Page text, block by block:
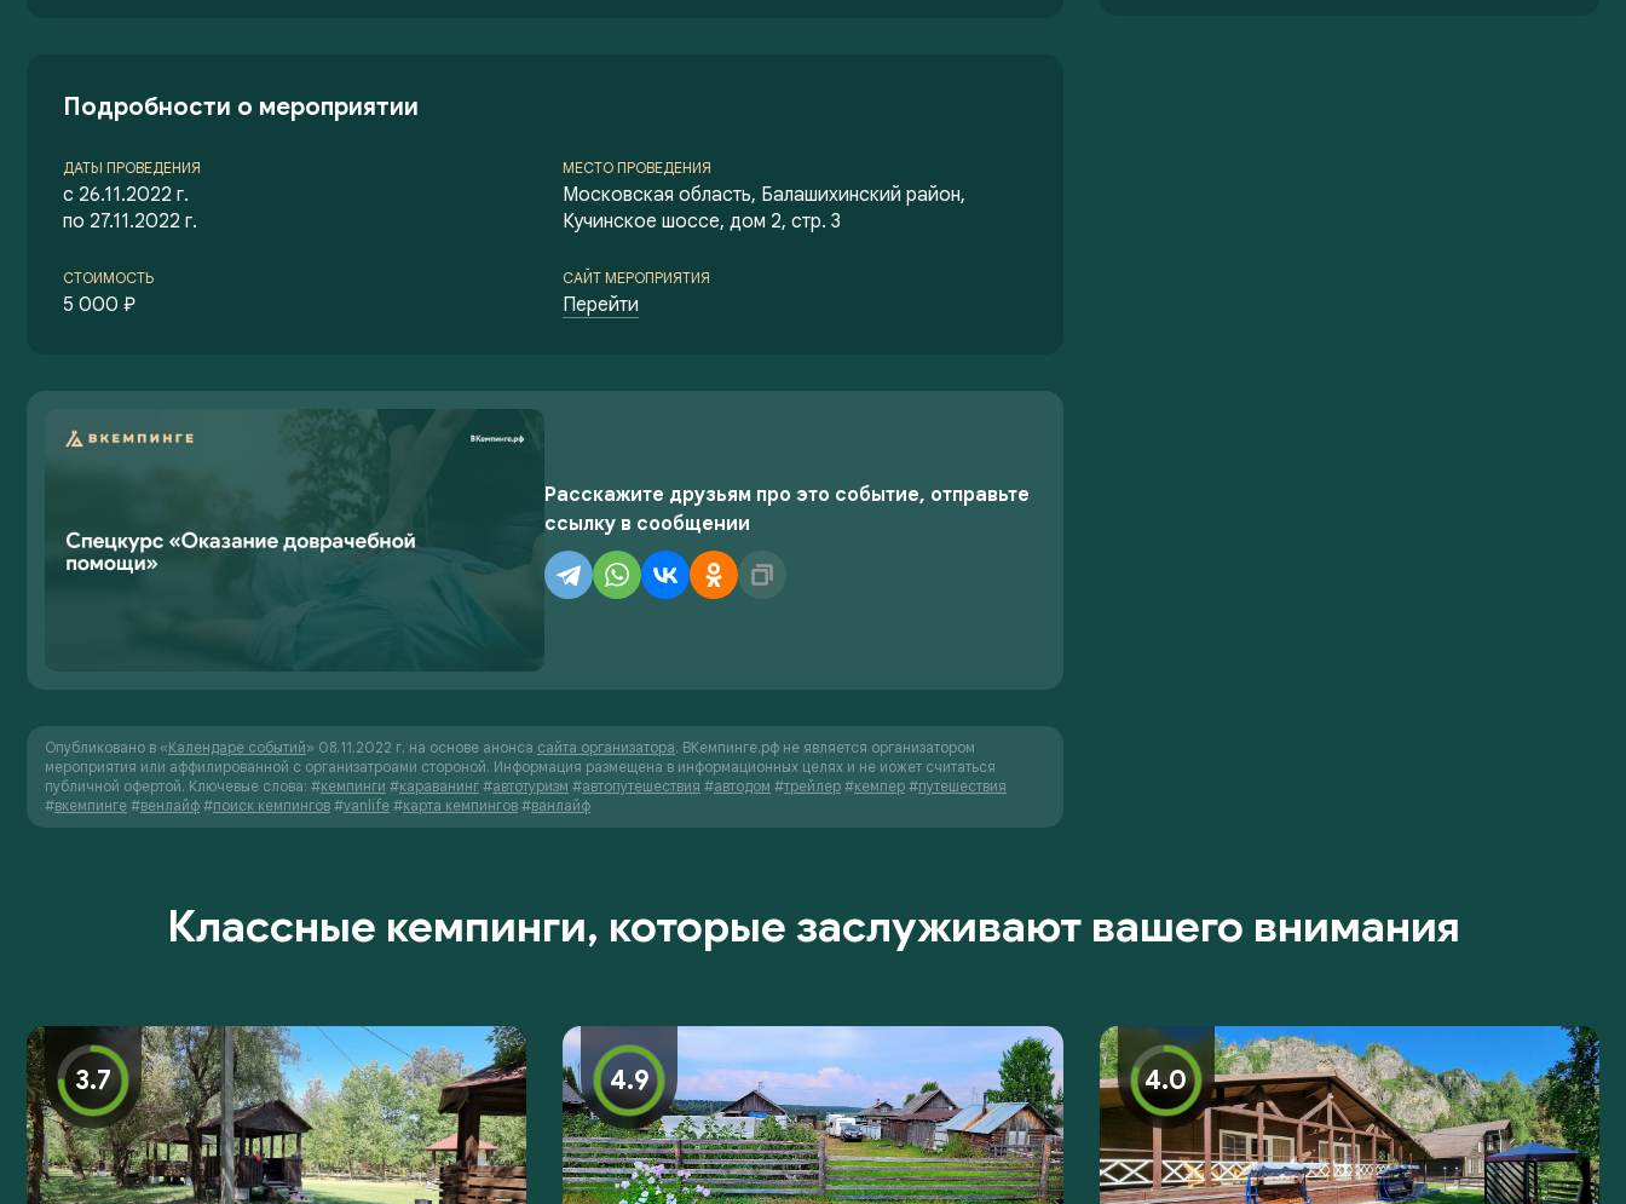
Подробности о мероприятии
ДАТЫ ПРОВЕДЕНИЯ
с 26.11.2022 г.
по 27.11.2022 г.
МЕСТО ПРОВЕДЕНИЯ
Московская область, Балашихинский район,
Кучинское шоссе, дом 2, стр. 3
СТОИМОСТЬ
5 000 ₽
САЙТ МЕРОПРИЯТИЯ
Перейти
Расскажите друзьям про это событие, отправьте
ссылку в сообщении
Опубликовано в «Календаре событий» 08.11.2022 г. на основе анонса сайта организатора. ВКемпинге.рф не является организатором
мероприятия или аффилированной с организатроами стороной. Информация размещена в информационных целях и не иожет считаться
публичной офертой. Ключевые слова: #кемпинги #караванинг #автотуризм #автопутешествия #автодом #трейлер #кемпер #путешествия
#вкемпинге #венлайф #поиск кемпингов #vanlife #карта кемпингов #ванлайф
Классные кемпинги, которые заслуживают вашего внимания
3.7 4.9 4.0